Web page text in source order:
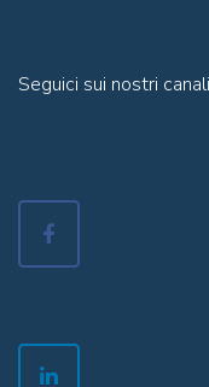
Seguici sui nostri